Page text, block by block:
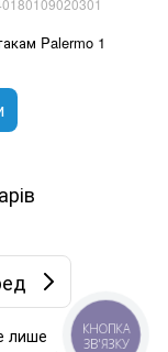
Palermo 1
лише
КНОПКА
ЗВ'ЯЗКУ